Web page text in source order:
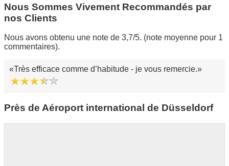
Nous Sommes Vivement Recommandés par
nos Clients
Nous avons obtenu une note de 3,7/5. (note moyenne pour 1
commentaires).
Très efficace comme d’habitude - je vous remercie.
Près de Aéroport international de Düsseldorf